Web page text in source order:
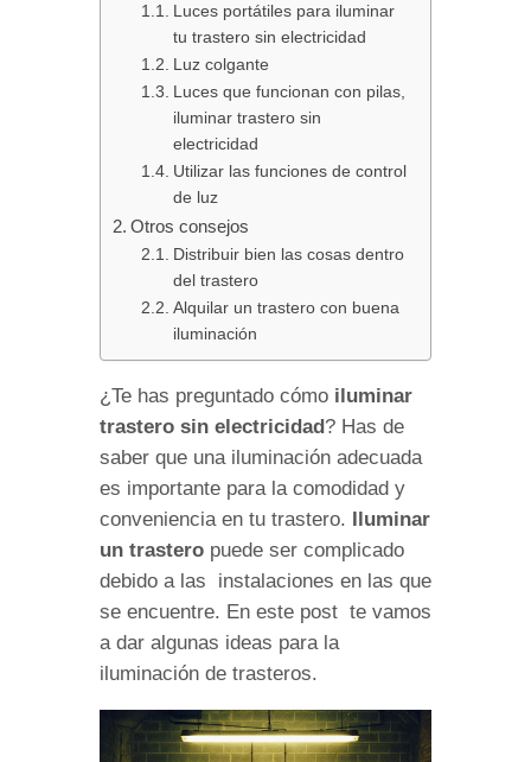
Luces portátiles para iluminar
tu trastero sin electricidad
Luz colgante
Luces que funcionan con pilas,
iluminar trastero sin
electricidad
Utilizar las funciones de control
de luz
Otros consejos
Distribuir bien las cosas dentro
del trastero
Alquilar un trastero con buena
iluminación
¿Te has preguntado cómo iluminar
trastero sin electricidad? Has de
saber que una iluminación adecuada
es importante para la comodidad y
conveniencia en tu trastero. Iluminar
un trastero puede ser complicado
debido a las instalaciones en las que
se encuentre. En este post te vamos
a dar algunas ideas para la
iluminación de trasteros.